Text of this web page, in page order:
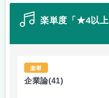
楽単度「★4以
楽単
企業論(41)